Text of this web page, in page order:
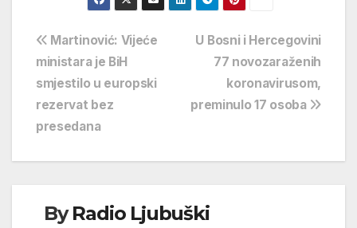
Navigacija
objava
U Bosni i Hercegovini
77 novozaraženih
koronavirusom,
preminulo 17 osoba
Martinović: Vijeće
ministara je BiH
smjestilo u europski
rezervat bez
presedana
ByRadio Ljubuški